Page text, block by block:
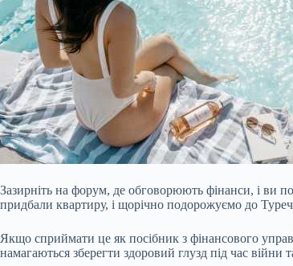
Зазирніть на форум, де обговорюють фінанси, і ви
придбали квартиру, і щорічно подорожуємо до
Якщо сприймати це як посібник з фінансового
намагаються зберегти здоровий глузд під час війни